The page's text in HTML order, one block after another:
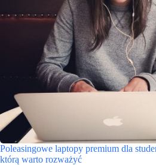
Poleasingowe laptopy premium dla
którą warto rozważyć